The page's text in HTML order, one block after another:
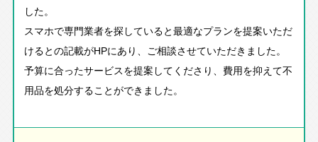
した。
スマホで専門業者を探していると最適なプランを提案いただ
けるとの記載がHPにあり、ご相談させていただきました。
予算に合ったサービスを提案してくださり、費用を抑えて不
用品を処分することができました。